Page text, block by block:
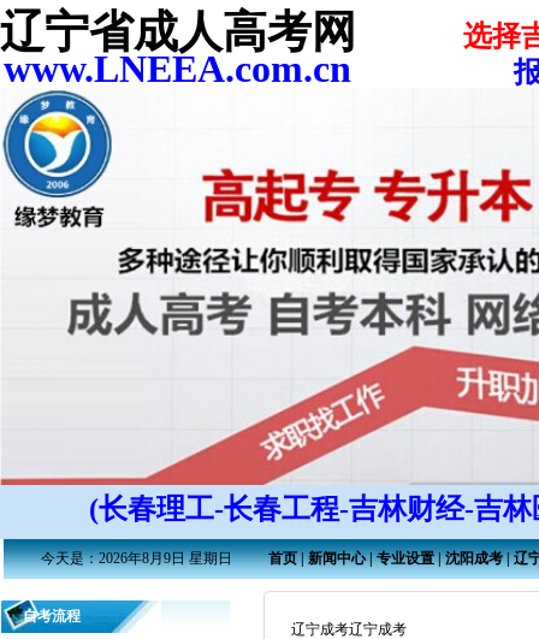
辽宁省成人高考网
www.LNEEA.com.cn
选择
(长春理工-长春工程-吉林财经-吉
今天是：2026年8月9日 星期日 首页|新闻中心|专业设置|沈阳成考|辽
自考流程
辽宁成考辽宁成考